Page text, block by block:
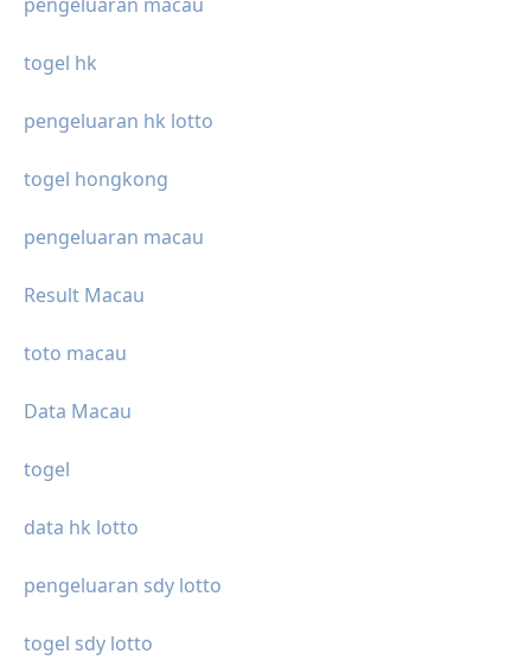
togel hk
pengeluaran hk lotto
togel hongkong
pengeluaran macau
Result Macau
toto macau
Data Macau
togel
data hk lotto
pengeluaran sdy lotto
togel sdy lotto